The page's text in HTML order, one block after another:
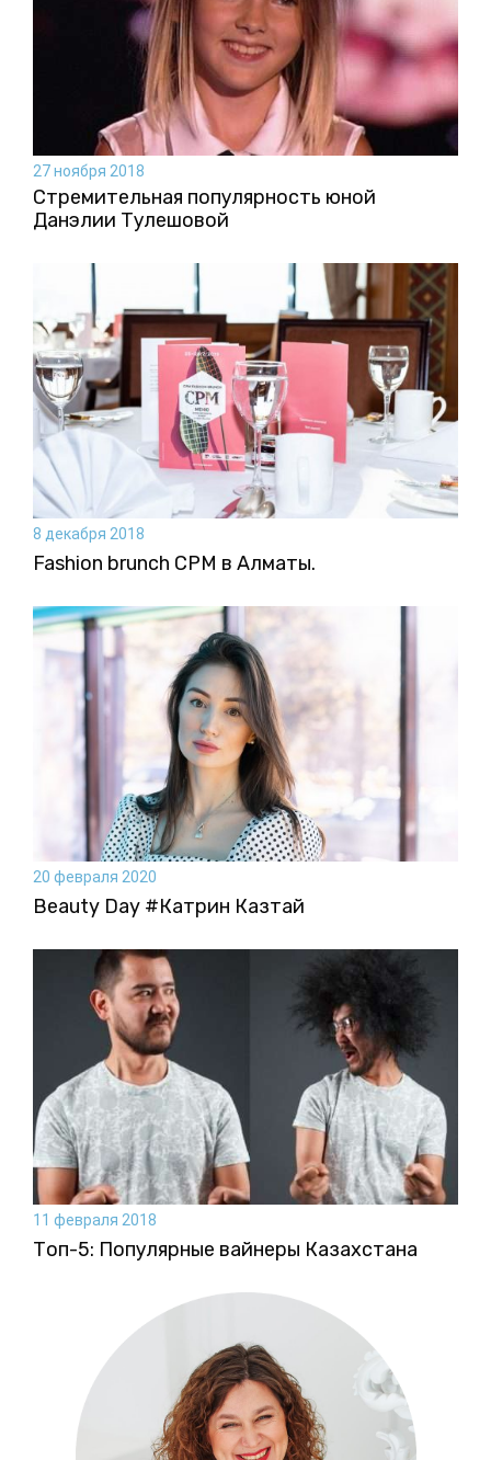
27 ноября 2018
Стремительная популярность юной
Данэлии Тулешовой
8 декабря 2018
Fashion brunch CPM в Алматы.
20 февраля 2020
Beauty Day #Катрин Казтай
11 февраля 2018
Топ-5: Популярные вайнеры Казахстана